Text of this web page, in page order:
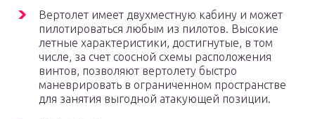
Вертолет имеет двухместную кабину и может
пилотироваться любым из пилотов. Высокие
летные характеристики, достигнутые, в том
числе, за счет соосной схемы расположения
винтов, позволяют вертолету быстро
маневрировать в ограниченном пространстве
для занятия выгодной атакующей позиции.